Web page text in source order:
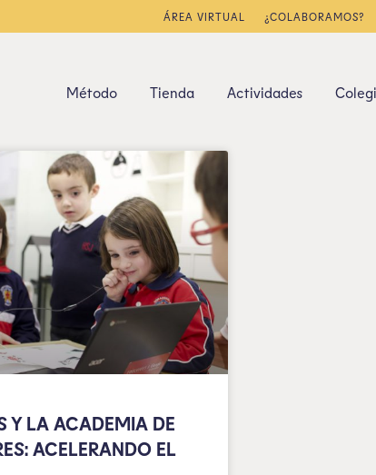
ÁREA VIRTUAL ¿COLABORAMOS?
Método Tienda Actividades
Y LA ACADEMIA DE
ACELERANDO EL